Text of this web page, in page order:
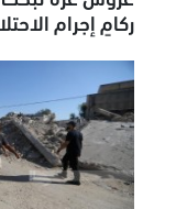
ركامٍ إجرام